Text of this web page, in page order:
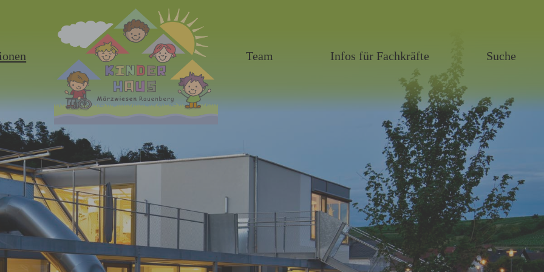
Team Infos für Fachkräfte Suche